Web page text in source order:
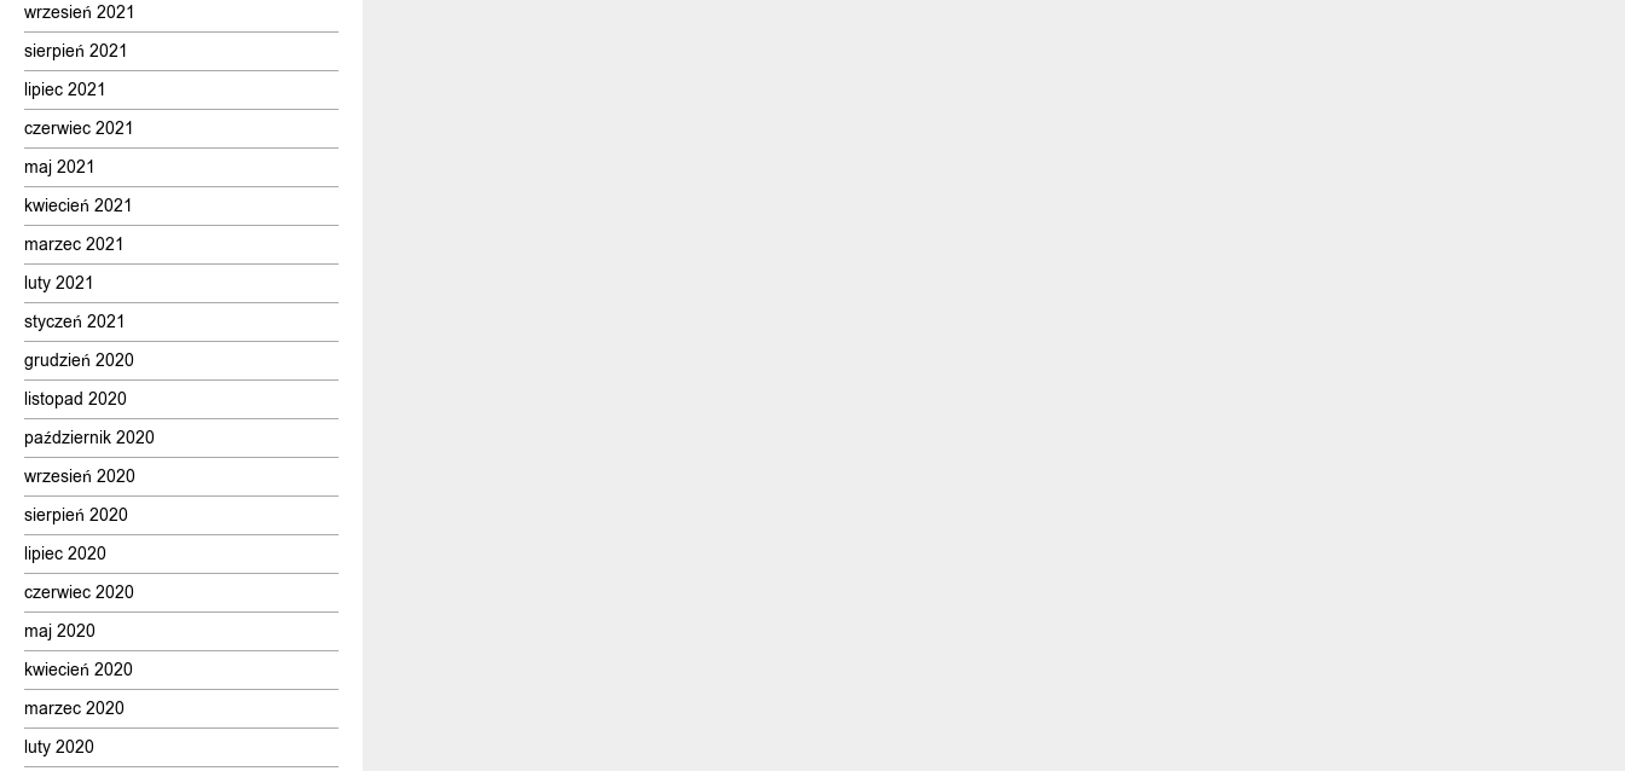
wrzesień 2021
sierpień 2021
lipiec 2021
czerwiec 2021
maj 2021
kwiecień 2021
marzec 2021
luty 2021
styczeń 2021
grudzień 2020
listopad 2020
październik 2020
wrzesień 2020
sierpień 2020
lipiec 2020
czerwiec 2020
maj 2020
kwiecień 2020
marzec 2020
luty 2020